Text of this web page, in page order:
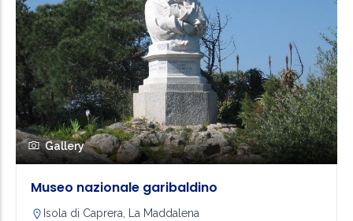
Gallery
Museo nazionale garibaldino
Isola di Caprera, La Maddalena